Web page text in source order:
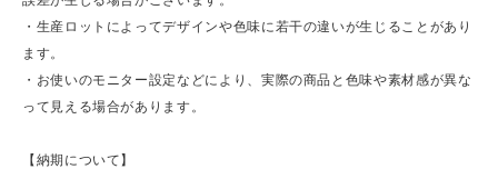
・生産ロットによってデザインや色味に若干の違いが生じることがあり
ます。
・お使いのモニター設定などにより、実際の商品と色味や素材感が異な
って見える場合があります。
【納期について】